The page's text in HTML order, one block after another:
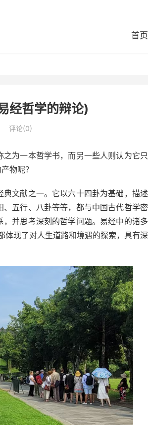
首页
经哲学的辩论)
评论(0)
为一本哲学书，而另一些人则认为它只
物呢？
文献之一。它以六十四卦为基础，描述
五行、八卦等等，都与中国古代哲学密
并思考深刻的哲学问题。易经中的诸多
体现了对人生道路和境遇的探索，具有深